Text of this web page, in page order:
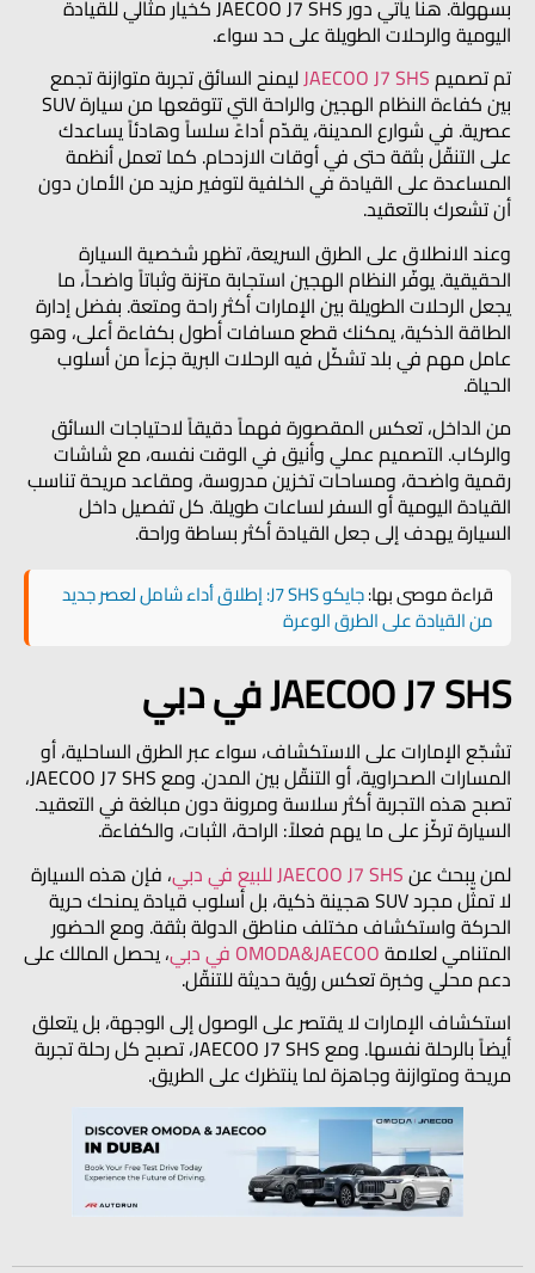
بسهولة. هنا يأتي دور JAECOO J7 SHS كخيار مثالي للقيادة
اليومية والرحلات الطويلة على حد سواء.
تم تصميمJAECOO J7 SHSليمنح السائق تجربة متوازنة تجمع
بين كفاءة النظام الهجين والراحة التي تتوقعها من سيارة SUV
عصرية. في شوارع المدينة، يقدّم أداءً سلساً وهادئاً يساعدك
على التنقّل بثقة حتى في أوقات الازدحام. كما تعمل أنظمة
المساعدة على القيادة في الخلفية لتوفير مزيد من الأمان دون
أن تشعرك بالتعقيد.
وعند الانطلاق على الطرق السريعة، تظهر شخصية السيارة
الحقيقية. يوفّر النظام الهجين استجابة متزنة وثباتاً واضحاً، ما
يجعل الرحلات الطويلة بين الإمارات أكثر راحة ومتعة. بفضل إدارة
الطاقة الذكية، يمكنك قطع مسافات أطول بكفاءة أعلى، وهو
عامل مهم في بلد تشكّل فيه الرحلات البرية جزءاً من أسلوب
الحياة.
من الداخل، تعكس المقصورة فهماً دقيقاً لاحتياجات السائق
والركاب. التصميم عملي وأنيق في الوقت نفسه، مع شاشات
رقمية واضحة، ومساحات تخزين مدروسة، ومقاعد مريحة تناسب
القيادة اليومية أو السفر لساعات طويلة. كل تفصيل داخل
السيارة يهدف إلى جعل القيادة أكثر بساطة وراحة.
قراءة موصى بها: جايكو J7 SHS: إطلاق أداء شامل لعصر جديد
من القيادة على الطرق الوعرة
JAECOO J7 SHS في دبي
تشجّع الإمارات على الاستكشاف، سواء عبر الطرق الساحلية، أو
المسارات الصحراوية، أو التنقّل بين المدن. ومع JAECOO J7 SHS،
تصبح هذه التجربة أكثر سلاسة ومرونة دون مبالغة في التعقيد.
السيارة تركّز على ما يهم فعلاً: الراحة، الثبات، والكفاءة.
لمن يبحث عنJAECOO J7 SHS للبيع في دبي ، فإن هذه السيارة
لا تمثّل مجرد SUV هجينة ذكية، بل أسلوب قيادة يمنحك حرية
الحركة واستكشاف مختلف مناطق الدولة بثقة. ومع الحضور
المتنامي لعلامةOMODA&JAECOO في دبي ، يحصل المالك على
دعم محلي وخبرة تعكس رؤية حديثة للتنقّل.
استكشاف الإمارات لا يقتصر على الوصول إلى الوجهة، بل يتعلق
أيضاً بالرحلة نفسها. ومع JAECOO J7 SHS، تصبح كل رحلة تجربة
مريحة ومتوازنة وجاهزة لما ينتظرك على الطريق.